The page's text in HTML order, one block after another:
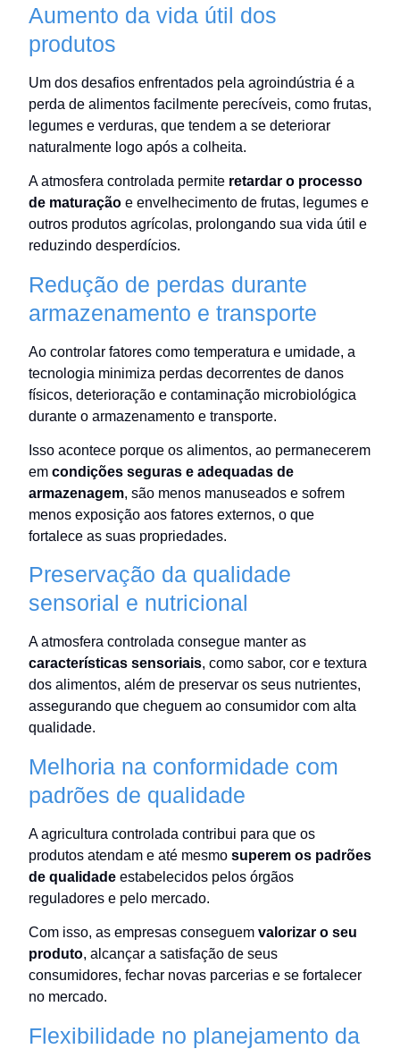
Aumento da vida útil dos
produtos
Um dos desafios enfrentados pela agroindústria é a
perda de alimentos facilmente perecíveis, como frutas,
legumes e verduras, que tendem a se deteriorar
naturalmente logo após a colheita.
A atmosfera controlada permite retardar o processo
de maturação e envelhecimento de frutas, legumes e
outros produtos agrícolas, prolongando sua vida útil e
reduzindo desperdícios.
Redução de perdas durante
armazenamento e transporte
Ao controlar fatores como temperatura e umidade, a
tecnologia minimiza perdas decorrentes de danos
físicos, deterioração e contaminação microbiológica
durante o armazenamento e transporte.
Isso acontece porque os alimentos, ao permanecerem
em condições seguras e adequadas de
armazenagem, são menos manuseados e sofrem
menos exposição aos fatores externos, o que
fortalece as suas propriedades.
Preservação da qualidade
sensorial e nutricional
A atmosfera controlada consegue manter as
características sensoriais, como sabor, cor e textura
dos alimentos, além de preservar os seus nutrientes,
assegurando que cheguem ao consumidor com alta
qualidade.
Melhoria na conformidade com
padrões de qualidade
A agricultura controlada contribui para que os
produtos atendam e até mesmo superem os padrões
de qualidade estabelecidos pelos órgãos
reguladores e pelo mercado.
Com isso, as empresas conseguem valorizar o seu
produto, alcançar a satisfação de seus
consumidores, fechar novas parcerias e se fortalecer
no mercado.
Flexibilidade no planejamento da